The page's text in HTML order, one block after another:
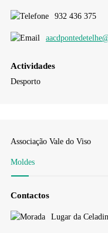
932 436 375
Actividades
Desporto
Associação Vale do Viso
Moldes
Contactos
Lugar da